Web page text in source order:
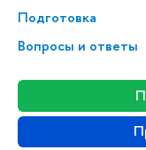
Подготовка
Вопросы и ответы